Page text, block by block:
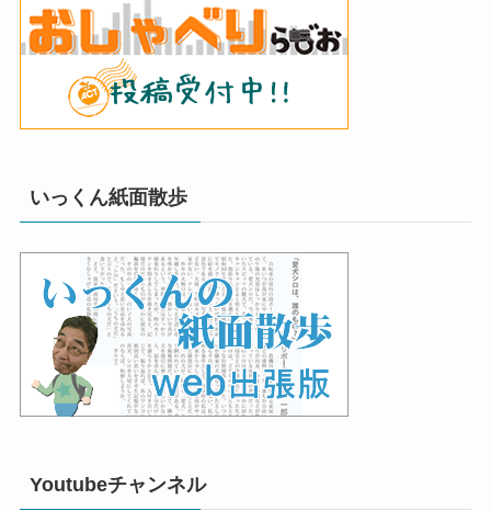
いっくん紙面散歩
Youtubeチャンネル